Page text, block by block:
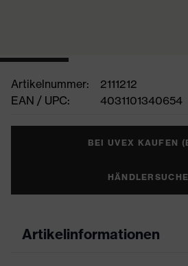
Artikelnummer:
2111212
EAN / UPC:
4031101340654
BEI UVEX KAUFEN
HÄNDLERSUCHE
Artikelinformationen